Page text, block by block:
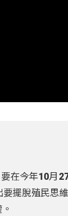
在今年10月
擺脫殖民思